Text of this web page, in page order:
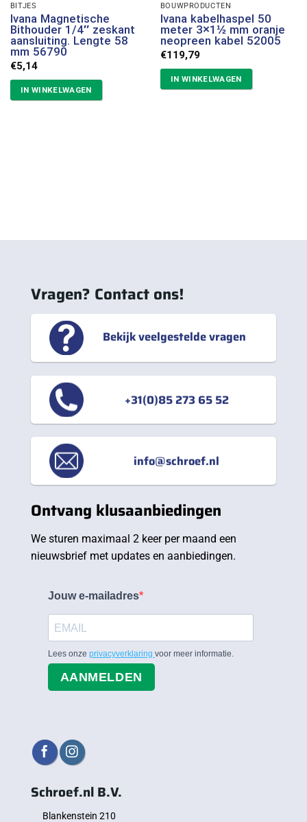
BITJES
Ivana Magnetische
Bithouder 1/4″ zeskant
aansluiting. Lengte 58
mm 56790
€5,14
IN WINKELWAGEN
BOUWPRODUCTEN
Ivana kabelhaspel 50
meter 3×1½ mm oranje
neopreen kabel 52005
€119,79
IN WINKELWAGEN
Vragen? Contact ons!
Bekijk veelgestelde vragen
+31(0)85 273 65 52
info@schroef.nl
Ontvang klusaanbiedingen
We sturen maximaal 2 keer per maand een
nieuwsbrief met updates en aanbiedingen.
Jouw e-mailadres
Lees onze privacyverklaring voor meer informatie.
AANMELDEN
Schroef.nl B.V.
Blankenstein 210